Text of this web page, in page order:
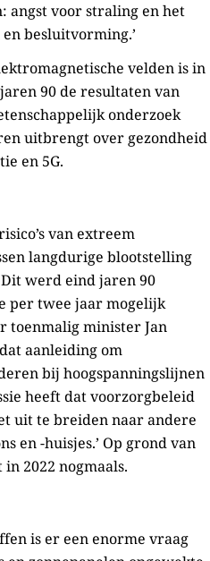
angst voor straling en het
besluitvorming.’
velden is in
90 de resultaten van
onderzoek
uitbrengt over gezondheid
en 5G.
van extreem
langdurige blootstelling
werd eind jaren 90
per twee jaar mogelijk
toenmalig minister Jan
aanleiding om
bij hoogspanningslijnen
heeft dat voorzorgbeleid
uit te breiden naar andere
en -huisjes.’ Op grond van
2022 nogmaals.
is er een enorme vraag